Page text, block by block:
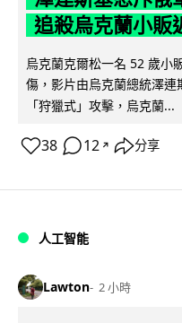
追殺烏克蘭小販
烏克蘭克爾松一名 52 歲小
傷，影片由烏克蘭總統澤
「狩獵式」攻擊，烏克蘭...
38 12 ↗ 分享
人工智能
Lawton 2 小時